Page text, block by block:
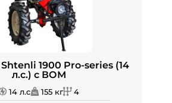
1900 Pro-series (14
л.с.) с ВОМ
14 л.с 155 кг 4